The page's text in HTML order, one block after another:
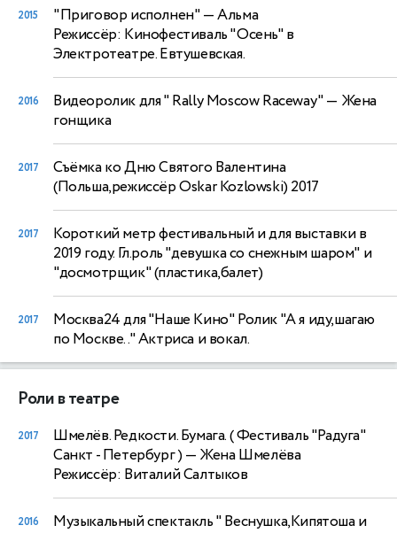
2015 "Приговор исполнен"— Альма
Режиссёр: Кинофестиваль "Осень" в
Электротеатре. Евтушевская.
2016 Видеоролик для " Rally Moscow Raceway"— Жена
гонщика
2017
Съёмка ко Дню Святого Валентина
(Польша,режиссёр Oskar Kozlowski) 2017
2017
Короткий метр фестивальный и для выставки в
2019 году. Гл.роль "девушка со снежным шаром" и
"досмотрщик" (пластика,балет)
2017
Москва24 для "Наше Кино" Ролик "А я иду,шагаю
по Москве.." Актриса и вокал.
Роли в театре
2017
Шмелёв. Редкости. Бумага. ( Фестиваль "Радуга"
Санкт - Петербург ) — Жена Шмелёва
Режиссёр: Виталий Салтыков
2016
Музыкальный спектакль " Веснушка,Кипятоша и